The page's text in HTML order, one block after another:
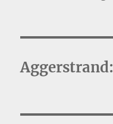
Aggerstrand: